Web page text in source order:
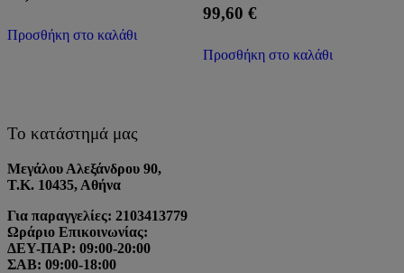
Προσθήκη στο καλάθι
99,60 €
Προσθήκη στο καλάθι
Το κατάστημά μας
Μεγάλου Αλεξάνδρου 90,
Τ.Κ. 10435, Αθήνα
Για παραγγελίες: 2103413779
Ωράριο Επικοινωνίας:
ΔΕΥ-ΠΑΡ: 09:00-20:00
ΣΑΒ: 09:00-18:00